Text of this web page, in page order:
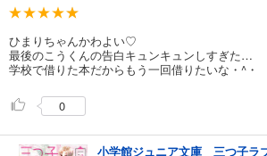
ひまりちゃんかわよい♡
最後のこうくんの告白キュンキュンしすぎた…
学校で借りた本だからもう一回借りたいな・^・
0